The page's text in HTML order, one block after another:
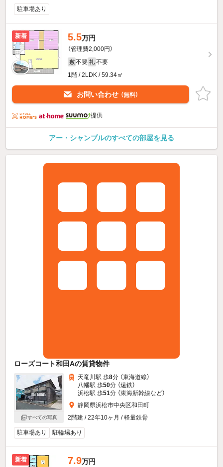
駐車場あり
新着 5.5万円
（管理費2,000円）
敷 不要 礼 不要
1階 / 2LDK / 59.34㎡
お問い合わせ （無料）
提供
アー・シャンブルのすべての部屋を見る
ローズコート和田Aの賃貸物件
すべての写真
天竜川駅 歩8分 （東海道線）
八幡駅 歩50分 （遠鉄）
浜松駅 歩51分 （東海新幹線など）
静岡県浜松市中央区和田町
2階建 / 22年10ヶ月 / 軽量鉄骨
駐車場あり 駐輪場あり
新着 7.9万円